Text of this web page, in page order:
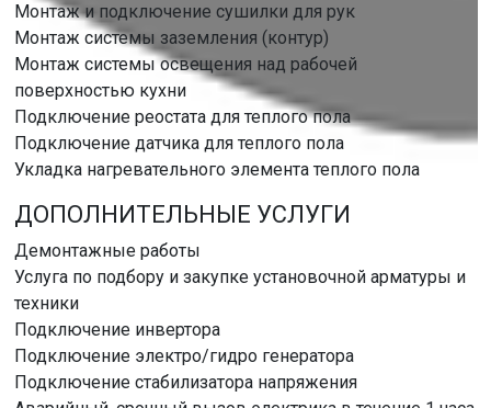
Монтаж и подключение сушилки для рук
Монтаж системы заземления (контур)
Монтаж системы освещения над рабочей
поверхностью кухни
Подключение реостата для теплого пола
Подключение датчика для теплого пола
Укладка нагревательного элемента теплого пола
ДОПОЛНИТЕЛЬНЫЕ УСЛУГИ
Демонтажные работы
Услуга по подбору и закупке установочной арматуры и
техники
Подключение инвертора
Подключение электро/гидро генератора
Подключение стабилизатора напряжения